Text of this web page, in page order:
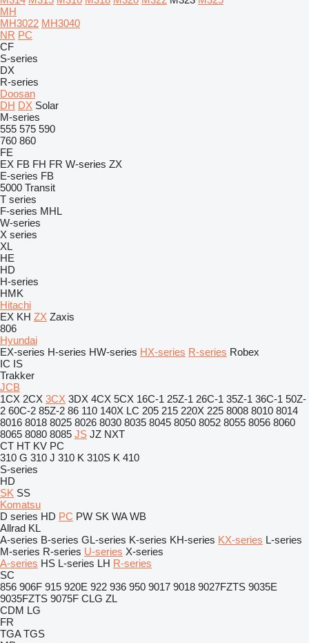
MH
MH3022 MH3040
NR PC
CF
S-series
DX
R-series
Doosan
DH DX Solar
M-series
555 575 590
760 860
FE
EX FB FH FR W-series ZX
E-series FB
5000 Transit
T series
F-series MHL
W-series
X series
XL
HE
HD
H-series
HMK
Hitachi
EX KH ZX Zaxis
806
Hyundai
EX-series H-series HW-series HX-series R-series Robex
IC IS
Trakker
JCB
1CX 2CX 3CX 3DX 4CX 5CX 16C-1 25Z-1 26C-1 35Z-1 36C-1 50Z-
2 60C-2 85Z-2 86 110 140X LC 205 215 220X 225 8008 8010 8014
8016 8018 8025 8026 8030 8035 8045 8050 8052 8055 8056 8060
8065 8080 8085 JS JZ NXT
CT HT KV PC
310 G 310 J 310 K 310S K 410
S-series
HD
SK SS
Komatsu
D series HD PC PW SK WA WB
Allrad KL
A-series B-series GL-series K-series KH-series KX-series L-series
M-series R-series U-series X-series
A-series HS L-series LH R-series
SC
856 906F 915 920E 922 936 950 9017 9018 9027FZTS 9035E
9035FZTS 9075F CLG ZL
CDM LG
FR
TGA TGS